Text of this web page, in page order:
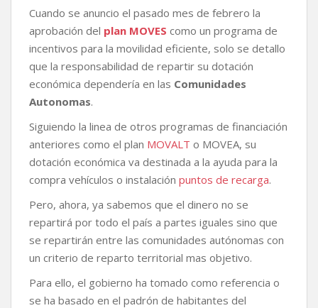
Cuando se anuncio el pasado mes de febrero la
aprobación del plan MOVES como un programa de
incentivos para la movilidad eficiente, solo se detallo
que la responsabilidad de repartir su dotación
económica dependería en las Comunidades
Autonomas.
Siguiendo la linea de otros programas de financiación
anteriores como el plan MOVALT o MOVEA, su
dotación económica va destinada a la ayuda para la
compra vehículos o instalación puntos de recarga.
Pero, ahora, ya sabemos que el dinero no se
repartirá por todo el país a partes iguales sino que
se repartirán entre las comunidades autónomas con
un criterio de reparto territorial mas objetivo.
Para ello, el gobierno ha tomado como referencia o
se ha basado en el padrón de habitantes del